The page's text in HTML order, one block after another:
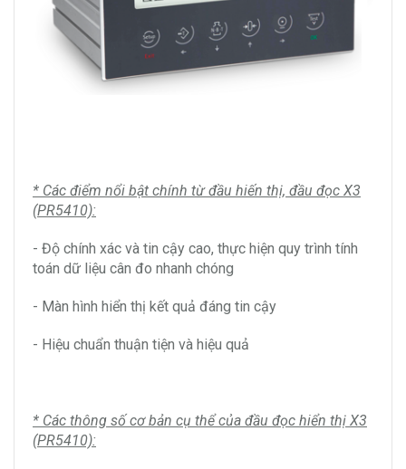
* Các điểm nổi bật chính từ đầu hiến thị, đầu đọc X3
(PR5410):
- Độ chính xác và tin cậy cao, thực hiện quy trình tính
toán dữ liệu cân đo nhanh chóng
- Màn hình hiển thị kết quả đáng tin cậy
- Hiệu chuẩn thuận tiện và hiệu quả
* Các thông số cơ bản cụ thể của đầu đọc hiển thị X3
(PR5410):